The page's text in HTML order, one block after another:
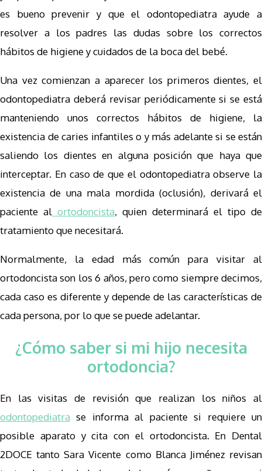
es bueno prevenir y que el odontopediatra ayude a
resolver a los padres las dudas sobre los correctos
hábitos de higiene y cuidados de la boca del bebé.
Una vez comienzan a aparecer los primeros dientes, el
odontopediatra deberá revisar periódicamente si se está
manteniendo unos correctos hábitos de higiene, la
existencia de caries infantiles o y más adelante si se están
saliendo los dientes en alguna posición que haya que
interceptar. En caso de que el odontopediatra observe la
existencia de una mala mordida (oclusión), derivará el
paciente al ortodoncista, quien determinará el tipo de
tratamiento que necesitará.
Normalmente, la edad más común para visitar al
ortodoncista son los 6 años, pero como siempre decimos,
cada caso es diferente y depende de las características de
cada persona, por lo que se puede adelantar.
¿Cómo saber si mi hijo necesita
ortodoncia?
En las visitas de revisión que realizan los niños al
odontopediatra se informa al paciente si requiere un
posible aparato y cita con el ortodoncista. En Dental
2DOCE tanto Sara Vicente como Blanca Jiménez revisan